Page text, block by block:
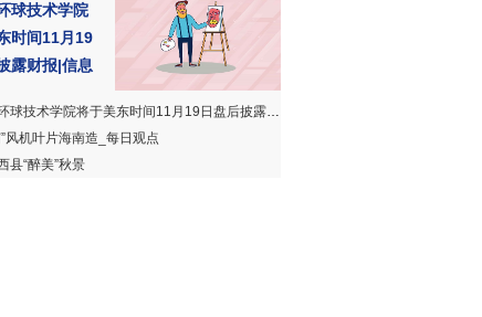
球技术学院
时间11月19
露财报|信息
技术学院将于美东时间11月19日盘后披露财报|信息
风机叶片海南造_每日观点
县“醉美”秋景